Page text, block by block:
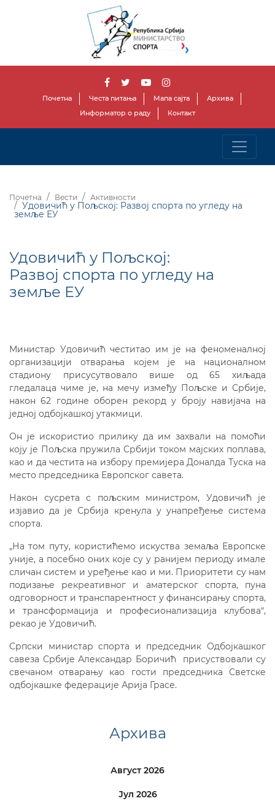
Почетна Честа питања Мапа сајта
Архива
Информатор о раду
Контакт
Почетна Вести Активности
Удовичић у Пољској: Развој спорта по угледу на
земље ЕУ
Удовичић у Пољској:
Развој спорта по угледу на
земље ЕУ
Министар Удовичић честитао им је на феноменалној
организацији отварања којем је на националном
стадиону присусутвовало више од 65 хиљада
гледалаца чиме је, на мечу између Пољске и Србије,
након 62 године оборен рекорд у броју навијача на
једној одбојкашкој утакмици.
Он је искористио прилику да им захвали на помоћи
коју је Пољска пружила Србији током мајских поплава,
као и да честита на избору премијера Доналда Туска на
место председника Европског савета.
Након сусрета с пољским министром, Удовичић је
изјавио да је Србија кренула у унапређење система
спорта.
„На том путу, користићемо искуства земаља Европске
уније, а посебно оних које су у ранијем периоду имале
сличан систем и уређење као и ми. Приоритети су нам
подизање рекреативног и аматерског спорта, пуна
одговорност и транспарентност у финансирању спорта,
и трансформација и професионализација клубова“,
рекао је Удовичић.
Српски министар спорта и председник Одбојкашког
савеза Србије Александар Боричић присуствовали су
свечаном отварању као гости председника Светске
одбојкашке федерације Арија Грасе.
Архива
Август 2026
Јул 2026